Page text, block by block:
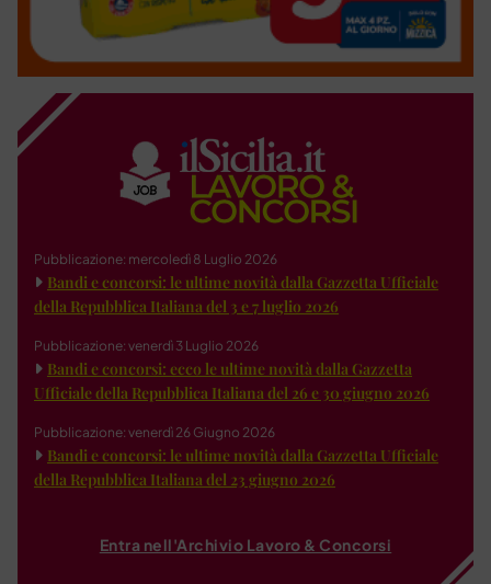
Pubblicazione: mercoledì 8 Luglio 2026
Bandi e concorsi: le ultime novità dalla Gazzetta Ufficiale
della Repubblica Italiana del 3 e 7 luglio 2026
Pubblicazione: venerdì 3 Luglio 2026
Bandi e concorsi: ecco le ultime novità dalla Gazzetta
Ufficiale della Repubblica Italiana del 26 e 30 giugno 2026
Pubblicazione: venerdì 26 Giugno 2026
Bandi e concorsi: le ultime novità dalla Gazzetta Ufficiale
della Repubblica Italiana del 23 giugno 2026
Entra nell'Archivio Lavoro & Concorsi